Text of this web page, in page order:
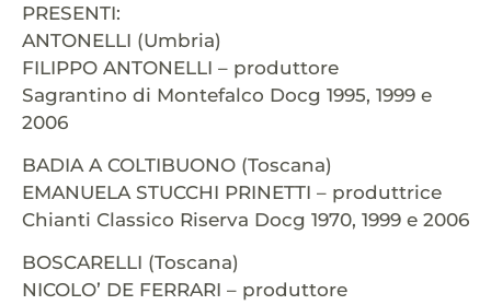
PRESENTI:
ANTONELLI (Umbria)
FILIPPO ANTONELLI – produttore
Sagrantino di Montefalco Docg 1995, 1999 e
2006
BADIA A COLTIBUONO (Toscana)
EMANUELA STUCCHI PRINETTI – produttrice
Chianti Classico Riserva Docg 1970, 1999 e 2006
BOSCARELLI (Toscana)
NICOLO’ DE FERRARI – produttore